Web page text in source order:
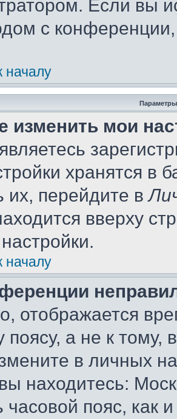
Если вы
с
началу
Параметры
изменить мои
хранятся в
их, перейдите в
вверху
началу
отображается
поясу, а не к тому,
в личных
находитесь:
часовой пояс, как